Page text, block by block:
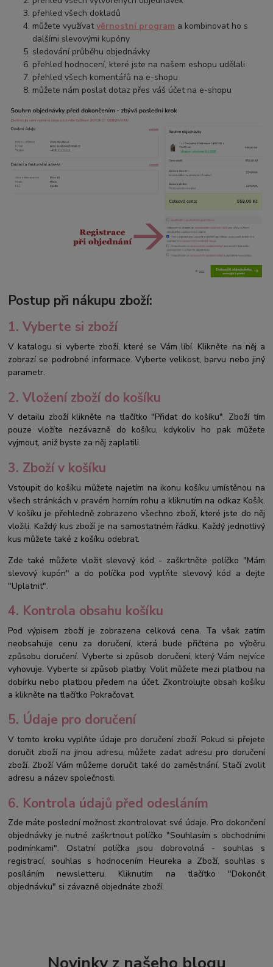
přehled všech dokladů
můžete využívatvěrnostní program a kombinovat ho s
dalšími slevovými kupóny
sledování průběhu objednávky
přehled hodnocení, které jste na našem eshopu udělali
přehled všech komentářů na e-shopu
můžete nám poslat dotaz přes váš účet na e-shopu
Postup při nákupu zboží:
1. Vyberte si zboží
V katalogu si vyberte zboží, které se Vám líbí. Klikněte na něj a
zobrazí se podrobné informace. Vyberte velikost, barvu nebo jiný
parametr.
2. Vložení zboží do košíku
V detailu zboží klikněte na tlačítko "Přidat do košíku". Zboží tím
pouze vložíte nezávazně do košíku, kdykoliv ho pak můžete
vyjmout, aniž byste za něj zaplatili.
3. Zboží v košíku
Vstoupit do košíku můžete najetím na ikonu košíku umístěnou na
všech stránkách v pravém horním rohu a kliknutím na odkaz Košík.
V košíku je přehledně zobrazeno všechno zboží, které jste do něj
vložili. Každý kus zboží je na samostatném řádku. Každý jednotlivý
kus můžete také z košíku odebrat.
Zde také můžete vložit slevový kód - zaškrtněte políčko "Mám
slevový kupón" a do políčka pod vyplňte slevový kód a dejte
"Uplatnit".
4. Kontrola obsahu košíku
Pod výpisem zboží je zobrazena celková cena. Ta však zatím
neobsahuje cenu za doručení, která bude přičtena po výběru
způsobu doručení. Vyberte si způsob doručení, který Vám nejvíce
vyhovuje. Vyberte si způsob platby. Volit můžete mezi platbou na
dobírku nebo platbou předem na účet. Zkontrolujte obsah košíku
a klikněte na tlačítko Pokračovat.
5. Údaje pro doručení
V tomto kroku vyplňte údaje pro doručení zboží. Pokud si přejete
doručit zboží na jinou adresu, můžete zadat adresu pro doručení
zboží. Zboží Vám můžeme doručit také do zaměstnání. Stačí zvolit
adresu a název společnosti.
6. Kontrola údajů před odesláním
Zde máte poslední možnost zkontrolovat své údaje. Pro dokončení
objednávky je nutné zaškrtnout políčko "Souhlasím s obchodními
podmínkami". Ostatní políčka jsou dobrovolná - souhlas s
registrací, souhlas s hodnocením Heureka a Zboží, souhlas s
posíláním newsletteru. Kliknutím na tlačítko "Dokončit
objednávku" si závazně objednáte zboží.
Novinky z našeho blogu